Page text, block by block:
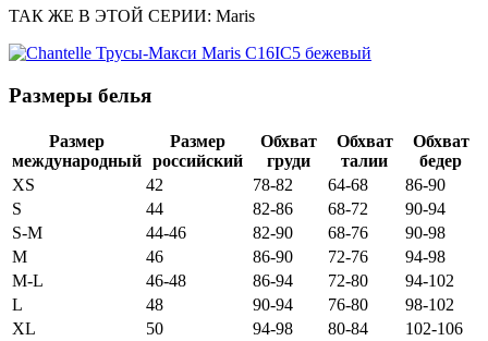
ТАК ЖЕ В ЭТОЙ СЕРИИ: Maris
Размеры белья
Размер
международный
Размер
российский
Обхват
груди
Обхват
талии
Обхват
бедер
XS
42 78-82 64-68
86-90
S
44 82-86 68-72
90-94
S-M
44-46 82-90 68-76
90-98
M
46 86-90 72-76
94-98
M-L
46-48 86-94 72-80
94-102
L
48 90-94 76-80
98-102
XL
50 94-98 80-84
102-106